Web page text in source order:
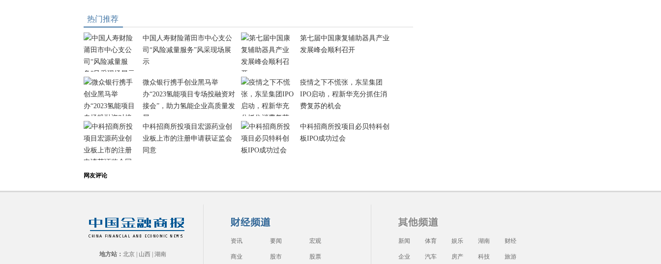
热门推荐
中国人寿财险莆田市中心支公
司“风险减量服务”风采现场展
示
第七届中国康复辅助器具产业
发展峰会顺利召开
微众银行携手创业黑马举
办“2023氢能项目专场投融资对
接会”，助力氢能企业高质量发
展
疫情之下不慌张，东呈集团
IPO启动，程新华充分抓住消
费复苏的机会
中科招商所投项目宏源药业创
业板上市的注册申请获证监会
同意
中科招商所投项目必贝特科创
板IPO成功过会
网友评论
地方站： 北京 山西 湖南
资讯 要闻 宏观
商业 股市 股票
新闻 体育 娱乐 湖南 财经
企业 汽车 房产 科技 旅游